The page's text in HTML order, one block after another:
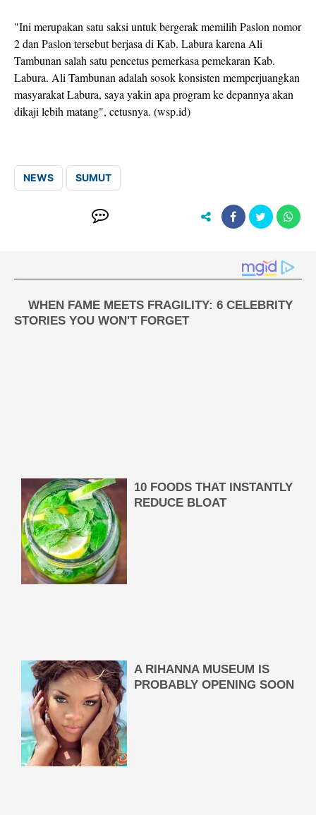
"Ini merupakan satu saksi untuk bergerak memilih Paslon nomor
2 dan Paslon tersebut berjasa di Kab. Labura karena Ali
Tambunan salah satu pencetus pemerkasa pemekaran Kab.
Labura. Ali Tambunan adalah sosok konsisten memperjuangkan
masyarakat Labura, saya yakin apa program ke depannya akan
dikaji lebih matang", cetusnya. (wsp.id)
NEWS SUMUT